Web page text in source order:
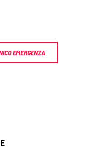
EMERGENZA